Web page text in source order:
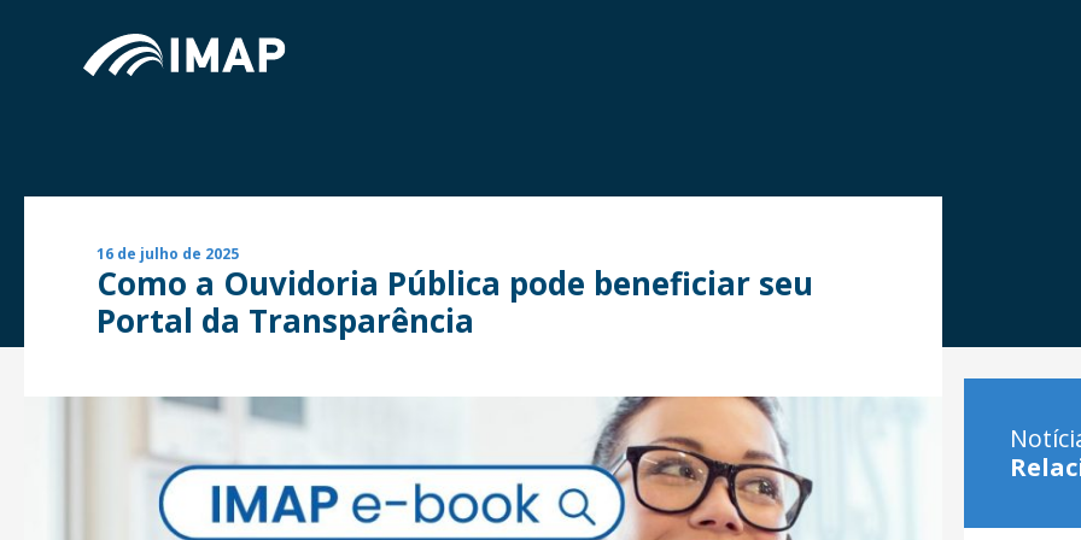
16 de julho de 2025
Como a Ouvidoria Pública pode beneficiar seu
Portal da Transparência